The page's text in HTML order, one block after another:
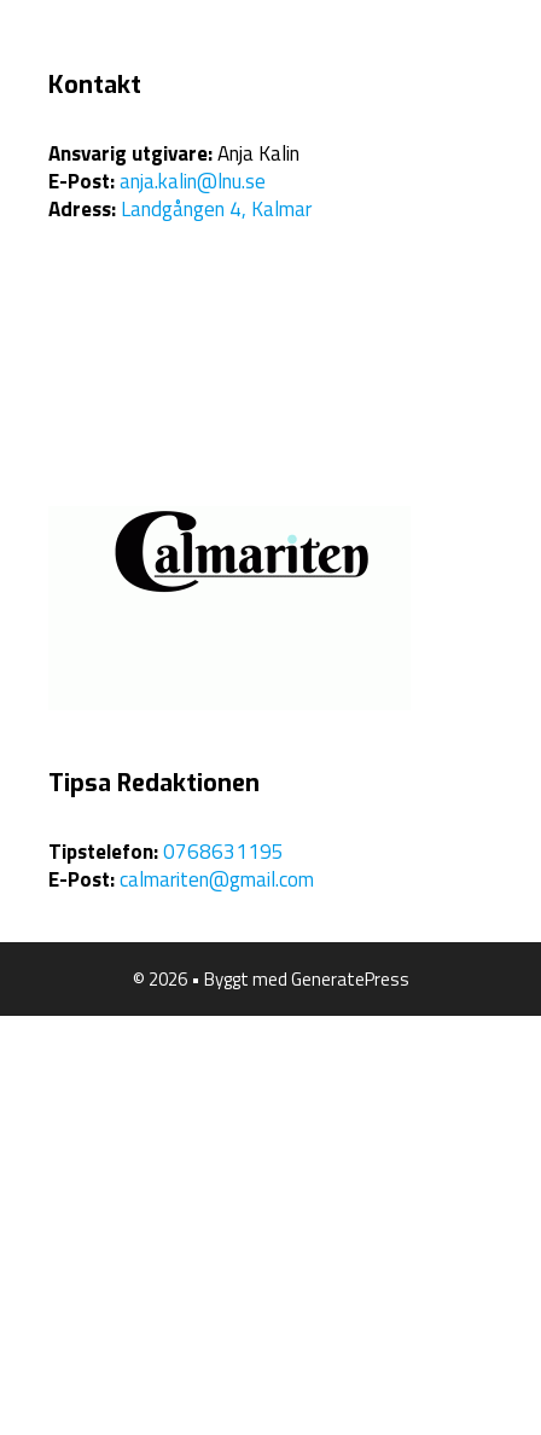
Kontakt
Ansvarig utgivare:Anja Kalin
E-Post:anja.kalin@lnu.se
Adress:Landgången 4, Kalmar
Tipsa Redaktionen
Tipstelefon:0768631195
E-Post:calmariten@gmail.com
© 2026 • Byggt medGeneratePress